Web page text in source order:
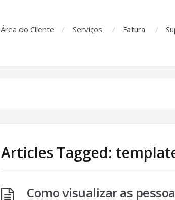
Área do Cliente Serviços Fatura
Articles Tagged:
Como visualizar as